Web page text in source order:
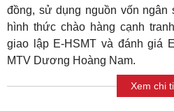
đồng, sử dụng nguồn vốn ngân
hình thức chào hàng cạnh
giao lập E-HSMT và đánh giá
MTV Dương Hoàng Nam.
Xem chi